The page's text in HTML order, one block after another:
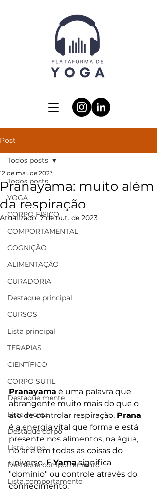
Post
Todos posts
YOGA
CORPO FÍSICO
COMPORTAMENTAL
COGNIÇÃO
ALIMENTAÇÃO
CURADORIA
Destaque principal
CURSOS
Lista principal
TERAPIAS
CIENTÍFICO
CORPO SUTIL
Destaque mente
Lista mente
Destaque corpo
Lista corpo
Destaque comportamento
Lista comportamento
Todos posts
Pranayama: muito além
da respiração
12 de mai. de 2023
Atualizado:7 de out. de 2023
Pranayama é uma palavra que
abrangente muito mais do que o
ato de controlar respiração. Prana
é a energia vital que forma e está
presente nos alimentos, na água,
no ar e em todas as coisas do
universo. E Yama significa
"domínio" ou controle através do
conhecimento.